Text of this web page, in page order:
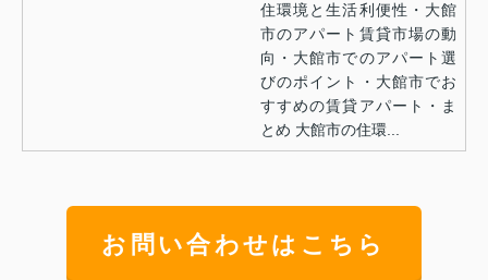
住環境と生活利便性・大館
市のアパート賃貸市場の動
向・大館市でのアパート選
びのポイント・大館市でお
すすめの賃貸アパート・ま
とめ 大館市の住環...
お問い合わせはこちら